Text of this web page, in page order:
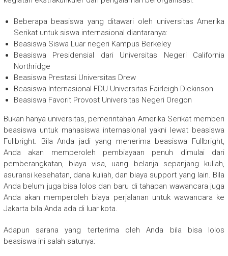
Beberapa beasiswa yang ditawari oleh universitas Amerika
Serikat untuk siswa internasional diantaranya:
Beasiswa Siswa Luar negeri Kampus Berkeley
Beasiswa Presidensial dari Universitas Negeri California
Northridge
Beasiswa Prestasi Universitas Drew
Beasiswa Internasional FDU Universitas Fairleigh Dickinson
Beasiswa Favorit Provost Universitas Negeri Oregon
Bukan hanya universitas, pemerintahan Amerika Serikat memberi
beasiswa untuk mahasiswa internasional yakni lewat beasiswa
Fullbright. Bila Anda jadi yang menerima beasiswa Fullbright,
Anda akan memperoleh pembiayaan penuh dimulai dari
pemberangkatan, biaya visa, uang belanja sepanjang kuliah,
asuransi kesehatan, dana kuliah, dan biaya support yang lain. Bila
Anda belum juga bisa lolos dan baru di tahapan wawancara juga
Anda akan memperoleh biaya perjalanan untuk wawancara ke
Jakarta bila Anda ada di luar kota.
Adapun sarana yang terterima oleh Anda bila bisa lolos
beasiswa ini salah satunya: